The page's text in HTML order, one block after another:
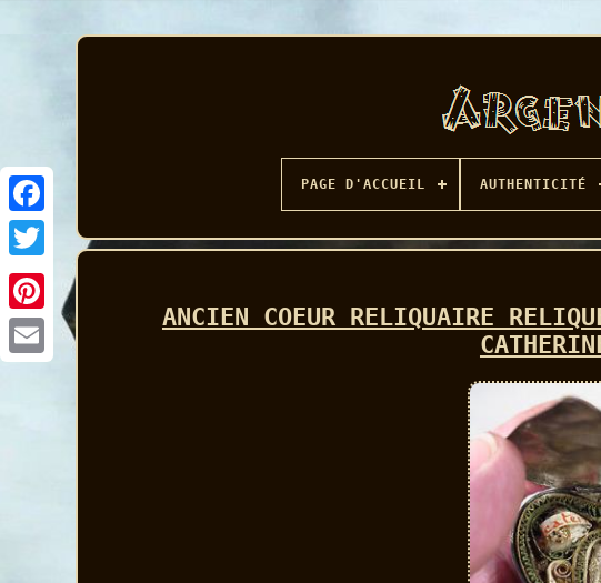
Facebook
PAGE D'ACCUEIL AUTHENTICITÉ
ANCIEN COEUR RELIQUAIRE